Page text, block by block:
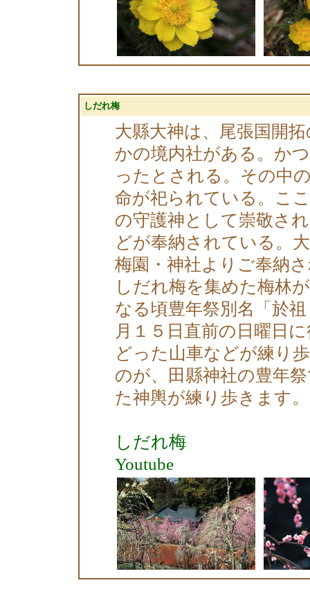
しだれ梅
大縣大神は、尾張国開
かの境内社がある。か
ったとされる。その中
命が祀られている。こ
の守護神として崇敬さ
どが奉納されている。
梅園・神社よりご奉納
しだれ梅を集めた梅林
なる頃豊年祭別名「於
月１５日直前の日曜日
どった山車などが練り
のが、田縣神社の豊年
た神輿が練り歩きます。
しだれ梅
Youtube